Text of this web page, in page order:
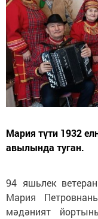
Мария түти 1932
авылында туган.
94 яшьлек
Мария
мәдәният